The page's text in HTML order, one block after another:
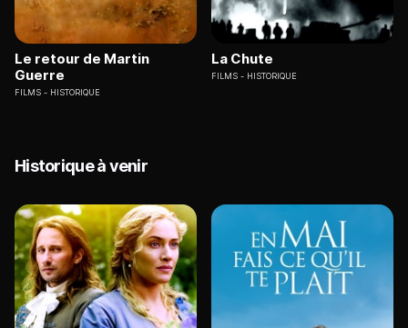
Le retour de Martin
Guerre
FILMS HISTORIQUE
La Chute
FILMS HISTORIQUE
Historique à venir